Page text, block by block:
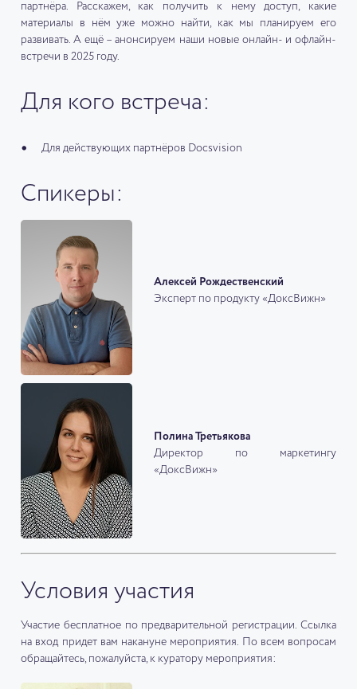
партнёра. Расскажем, как получить к нему доступ, какие
материалы в нём уже можно найти, как мы планируем его
развивать. А ещё – анонсируем наши новые онлайн- и офлайн-
встречи в 2025 году.
Для кого встреча:
Для действующих партнёров Docsvision
Спикеры:
Алексей Рождественский
Эксперт по продукту «ДоксВижн»
Полина Третьякова
Директор по маркетингу
«ДоксВижн»
Условия участия
Участие бесплатное по предварительной регистрации. Ссылка
на вход придет вам накануне мероприятия. По всем вопросам
обращайтесь, пожалуйста, к куратору мероприятия: